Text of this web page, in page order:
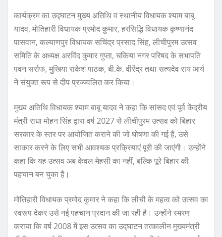
कार्यक्रम का उद्घाटन मुख्य अतिथि व स्थानीय विधायक श्याम बाबू
यादव, मोतिहारी विधायक प्रमोद कुमार, हरसिद्धि विधायक कृष्णानंद
पासवान, कल्याणपुर विधायक सचिंद्र प्रसाद सिंह, लीचीपुरम उत्सव
समिति के अध्यक्ष अरविंद कुमार गुप्ता, चकिया नगर परिषद के सभापति
पवन सर्राफ, मुखिया राकेश पाठक, बी.के. वीरेंद्र तथा सत्यदेव राय आर्य
ने संयुक्त रूप से दीप प्रज्ज्वलित कर किया।
मुख्य अतिथि विधायक श्याम बाबू यादव ने कहा कि सांसद एवं पूर्व केंद्रीय
मंत्री राधा मोहन सिंह द्वारा वर्ष 2027 से लीचीपुरम उत्सव को बिहार
सरकार के स्तर पर आयोजित कराने की जो घोषणा की गई है, उसे
साकार करने के लिए सभी आवश्यक प्रक्रियाएं पूरी की जाएंगी। उन्होंने
कहा कि यह उत्सव अब केवल मेहसी का नहीं, बल्कि पूरे बिहार की
पहचान बन चुका है।
मोतिहारी विधायक प्रमोद कुमार ने कहा कि लीची के महत्व को उत्सव का
स्वरूप देकर उसे नई पहचान प्रदान की जा रही है। उन्होंने स्मरण
कराया कि वर्ष 2008 में इस उत्सव का उद्घाटन तत्कालीन मुख्यमंत्री